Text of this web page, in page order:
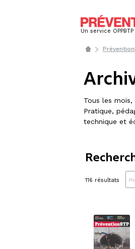
Un service OPPBTP
Tous les
Pratique,
technique et
116 résultats